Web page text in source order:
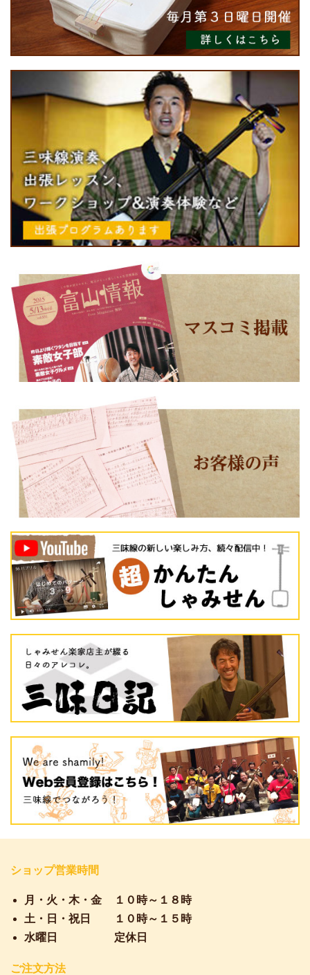
ショップ営業時間
月・火・木・金
１０時～１８時
土・日・祝日
１０時～１５時
水曜日
定休日
ご注文方法